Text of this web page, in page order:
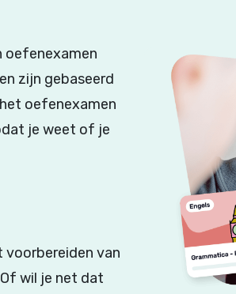
oefenexamen
zijn gebaseerd
oefenexamen
je weet of je
voorbereiden van
wil je net dat